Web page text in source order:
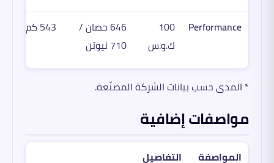
Performance
100
ك.و.س
646 حصان /
710 نيوتن
543 كم
* المدى حسب بيانات الشركة المصنّعة.
مواصفات إضافية
المواصفة التفاصيل